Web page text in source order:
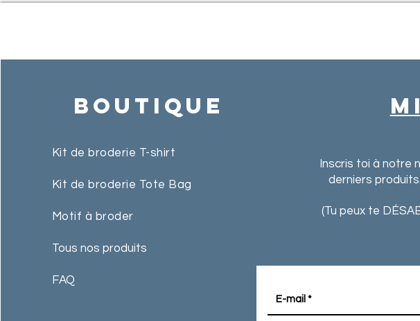
Boutique
Kit de broderie T-shirt
Kit de broderie Tote Bag
Motif à broder
Tous nos produits
FAQ
Inscris toi à notre
derniers
(Tu peux te